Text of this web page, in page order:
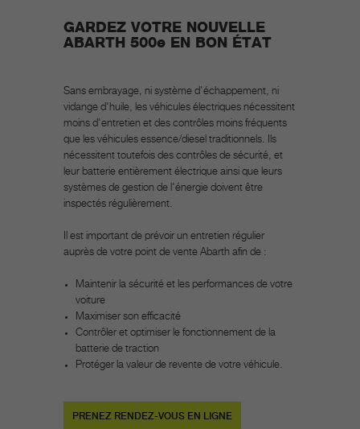
GARDEZ VOTRE NOUVELLE
ABARTH 500e EN BON ÉTAT
Sans embrayage, ni système d'échappement, ni
vidange d'huile, les véhicules électriques nécessitent
moins d'entretien et des contrôles moins fréquents
que les véhicules essence/diesel traditionnels. Ils
nécessitent toutefois des contrôles de sécurité, et
leur batterie entièrement électrique ainsi que leurs
systèmes de gestion de l'énergie doivent être
inspectés régulièrement.
Il est important de prévoir un entretien régulier
auprès de votre point de vente Abarth afin de :
Maintenir la sécurité et les performances de votre
voiture
Maximiser son efficacité
Contrôler et optimiser le fonctionnement de la
batterie de traction
Protéger la valeur de revente de votre véhicule.
PRENEZ RENDEZ-VOUS EN LIGNE